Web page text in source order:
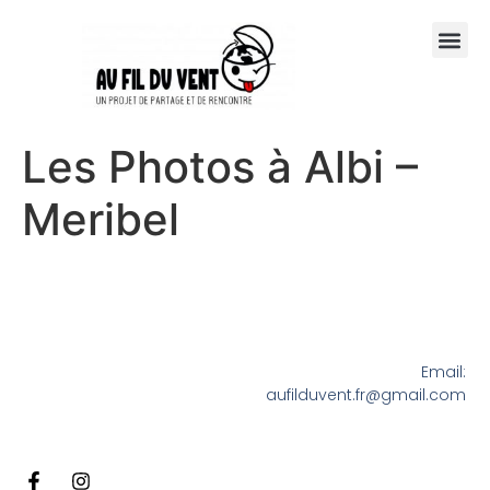
Les Photos à Albi –
Meribel
Email:
aufilduvent.fr@gmail.com